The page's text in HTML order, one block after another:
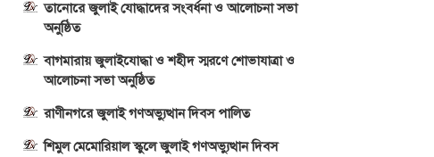
তানোরে জুলাই যোদ্ধাদের সংবর্ধনা ও আলোচনা সভা
অনুষ্ঠিত
বাগমারায় জুলাইযোদ্ধা ও শহীদ স্মরণে শোভাযাত্রা ও
আলোচনা সভা অনুষ্ঠিত
রাণীনগরে জুলাই গণঅভ্যুত্থান দিবস পালিত
শিমুল মেমোরিয়াল স্কুলে জুলাই গণঅভ্যুত্থান দিবস